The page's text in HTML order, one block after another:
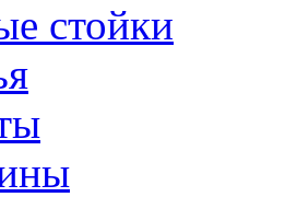
стойки